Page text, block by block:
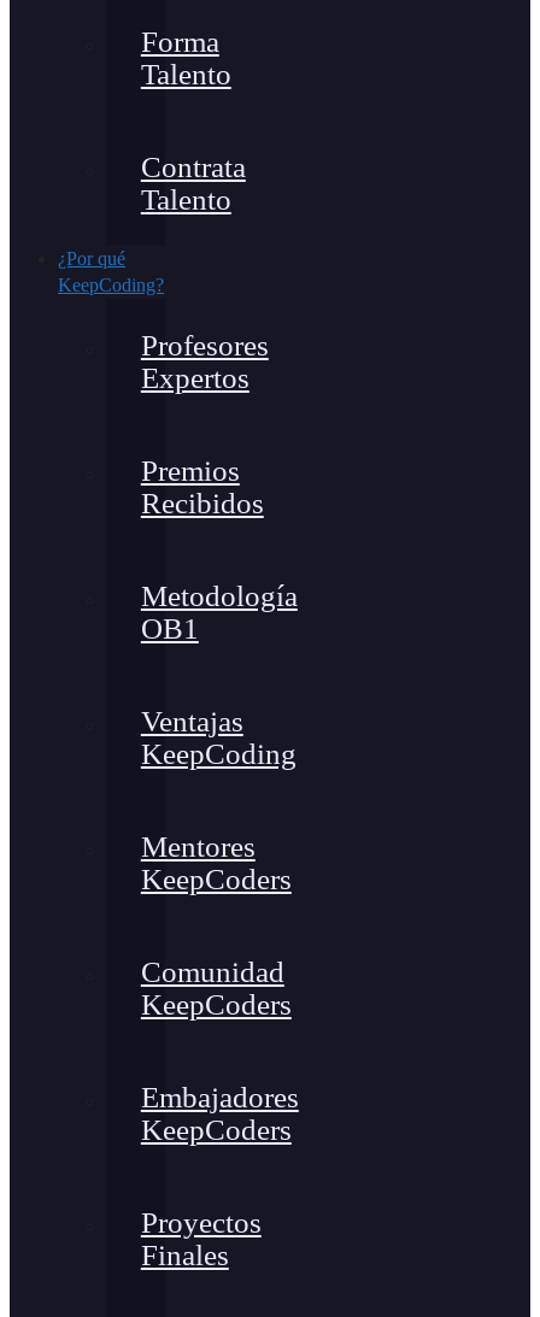
Forma
Talento
Contrata
Talento
¿Por qué
KeepCoding?
Profesores
Expertos
Premios
Recibidos
Metodología
OB1
Ventajas
KeepCoding
Mentores
KeepCoders
Comunidad
KeepCoders
Embajadores
KeepCoders
Proyectos
Finales